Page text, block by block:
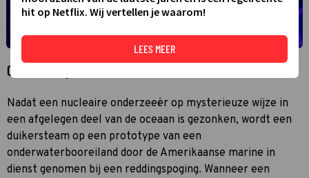
Over The Abyss
Nadat een nucleaire onderzeeër op mysterieuze wijze in
een afgelegen deel van de oceaan is gezonken, wordt een
duikersteam op een prototype van een
onderwaterbooreiland door de Amerikaanse marine in
dienst genomen bij een reddingspoging. Wanneer een
hit op Netflix. Wij vertellen je waarom!
LEES MEER